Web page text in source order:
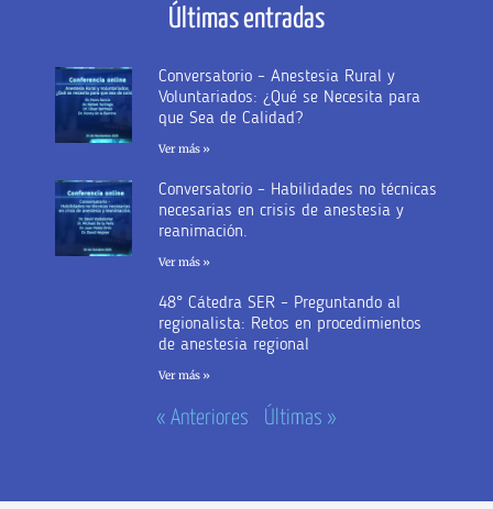
Últimas entradas
Conversatorio – Anestesia Rural y
Voluntariados: ¿Qué se Necesita para
que Sea de Calidad?
Ver más »
Conversatorio – Habilidades no técnicas
necesarias en crisis de anestesia y
reanimación.
Ver más »
48° Cátedra SER – Preguntando al
regionalista: Retos en procedimientos
de anestesia regional
Ver más »
« Anteriores Últimas »